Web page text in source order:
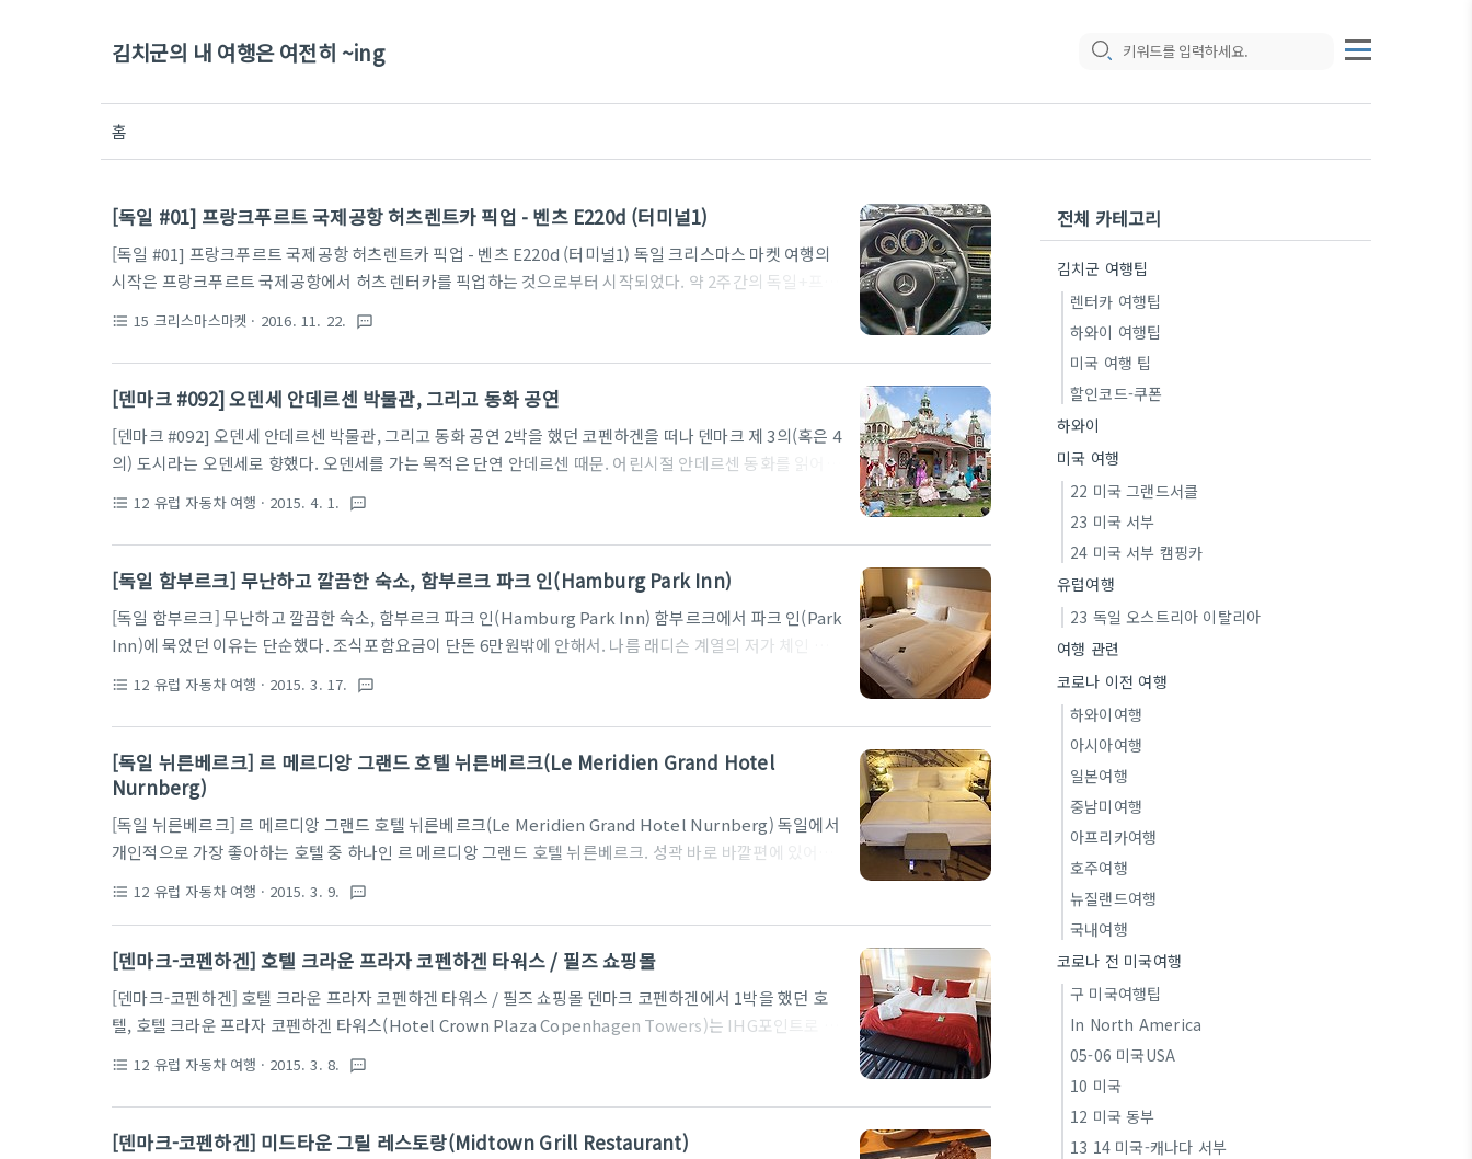
김치군의 내 여행은 여전히 ~ing
홈
[독일 #01] 프랑크푸르트 국제공항 허츠렌트카 픽업 - 벤츠 E220d (터미널1)
[독일 #01] 프랑크푸르트 국제공항 허츠렌트카 픽업 - 벤츠 E220d (터미널1) 독일 크리스마스 마켓 여행의
시작은 프랑크푸르트 국제공항에서 허츠 렌터카를 픽업하는 것으로부터 시작되었다. 약 2주간의 독일+프랑
마스마켓이 아니더라도 지인이 살고 있는 도시에 방문하는 것도 목적 중 하나였다. 어쨌든, 2주간 여러도시
를 거쳐 도착하는 최종 목적지는 베를린. 이번 여행은 여러 렌터카 회사를 비교하다가 편도비가 나오지 않는
허츠 렌터카로 선택했다. 럭셔리 차량 기준 한국사무소 공식 홈페이지에서 나오는 금액보다 선결제 금액이
더 저렴하여 선결제로 예약. 스노우타이어까지 포함된 금액이었다. 아이와 함께 여행하는..
format_list_bulleted 15 크리스마스마켓 · 2016. 11. 22. textsms
[덴마크 #092] 오덴세 안데르센 박물관, 그리고 동화 공연
[덴마크 #092] 오덴세 안데르센 박물관, 그리고 동화 공연 2박을 했던 코펜하겐을 떠나 덴마크 제 3의(혹은 4
의) 도시라는 오덴세로 향했다. 오덴세를 가는 목적은 단연 안데르센 때문. 어린시절 안데르센 동화를 읽어보
럽에서 꼭 가야 할 여행지 중 하나였다. 덴마크의 고속도로는 무료였지만, 코펜하겐에서 오덴세로 향하는 긴
다리는 유료로 통행세를 내고 건너야 했다. 우리는 하이패스와 같은 장치가 없어서 직접 돈을 내야 했는데, 사
람그림과 함께 Manuel 이라고 적혀 있어 대충 눈치를 챌 수 있었다. 오덴세가 위치한 곳은 퓐 섬(Fyn
format_list_bulleted 12 유럽 자동차 여행 · 2015. 4. 1. textsms
[독일 함부르크] 무난하고 깔끔한 숙소, 함부르크 파크 인(Hamburg Park Inn)
[독일 함부르크] 무난하고 깔끔한 숙소, 함부르크 파크 인(Hamburg Park Inn) 함부르크에서 파크 인(Park
Inn)에 묵었던 이유는 단순했다. 조식포함요금이 단돈 6만원밖에 안해서. 나름 래디슨 계열의 저가 체인 호
다 싶었지만, 여기는 깔끔한 분위기여서 꽤 만족스러웠다. 홈페이지 : http://www.park-inn-
hamburg.de/en/ 파크인스럽지 않은 뭔가 모던한 느낌의 린넨과 침대. 파크인이면 빨강, 노랑, 초록 등이
섞인 유치한 컬러가 있어야 하는데, 여긴 그런 색을 찾아볼 수 없었다. 침대 옆으로는 바이블이... 나름 무난한
크기의 TV. 그 옆으로는 테이블이 있었다. ..
format_list_bulleted 12 유럽 자동차 여행 · 2015. 3. 17. textsms
[독일 뉘른베르크] 르 메르디앙 그랜드 호텔 뉘른베르크(Le Meridien Grand Hotel
Nurnberg)
[독일 뉘른베르크] 르 메르디앙 그랜드 호텔 뉘른베르크(Le Meridien Grand Hotel Nurnberg) 독일에서
개인적으로 가장 좋아하는 호텔 중 하나인 르 메르디앙 그랜드 호텔 뉘른베르크. 성곽 바로 바깥편에 있어서
텔들 중 직원들이 가장 친절했던 호텔이기 때문이기도 했다. 직원의 친절이야 사람마다 다르게 느낄 수 있다
다가 여기 조식은 훌륭하기까지 하다. 다음번에도 뉘른베르크에 가게 된다면, 다른 호텔은 그리 고려하지 않
을 정도. 벌써 3번째 스테이다. 단점이라면 일반 객실은 좀 좁은편..
format_list_bulleted 12 유럽 자동차 여행 · 2015. 3. 9. textsms
[덴마크-코펜하겐] 호텔 크라운 프라자 코펜하겐 타워스 / 필즈 쇼핑몰
[덴마크-코펜하겐] 호텔 크라운 프라자 코펜하겐 타워스 / 필즈 쇼핑몰 덴마크 코펜하겐에서 1박을 했던 호
텔, 호텔 크라운 프라자 코펜하겐 타워스(Hotel Crown Plaza Copenhagen Towers)는 IHG포인트로 예
텔비용을 생각했을 때 가지고 있는 포인트로 예약할 수 있는 이곳이 가장 이득이었기 때문이었다. 그리고, 예
상보다 훨씬 좋은 컨디션에 꽤 맘에 들었던 호텔이었다. 단점은 시내까지 진입하는데 20분 정도 걸린다는
것? 그래도 바로 앞이 역이라서 그게 크게 불편하지는 않았다. 크라운 플라자 코펜하겐 타워스 :
format_list_bulleted 12 유럽 자동차 여행 · 2015. 3. 8. textsms
[덴마크-코펜하겐] 미드타운 그릴 레스토랑(Midtown Grill Restaurant)
전체 카테고리
김치군 여행팁
렌터카 여행팁
하와이 여행팁
미국 여행 팁
할인코드-쿠폰
하와이
미국 여행
22 미국 그랜드서클
23 미국 서부
24 미국 서부 캠핑카
유럽여행
23 독일 오스트리아 이탈리아
여행 관련
코로나 이전 여행
하와이여행
아시아여행
일본여행
중남미여행
아프리카여행
호주여행
뉴질랜드여행
국내여행
코로나 전 미국여행
구 미국여행팁
In North America
05-06 미국USA
10 미국
12 미국 동부
13 14 미국-캐나다 서부